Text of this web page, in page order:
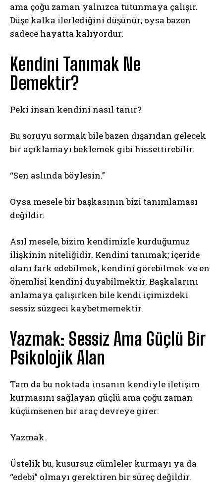
ama çoğu zaman yalnızca tutunmaya çalışır.
Düşe kalka ilerlediğini düşünür; oysa bazen
sadece hayatta kalıyordur.
Kendini Tanımak Ne
Demektir?
Peki insan kendini nasıl tanır?
Bu soruyu sormak bile bazen dışarıdan gelecek
bir açıklamayı beklemek gibi hissettirebilir:
“Sen aslında böylesin.”
Oysa mesele bir başkasının bizi tanımlaması
değildir.
Asıl mesele, bizim kendimizle kurduğumuz
ilişkinin niteliğidir. Kendini tanımak; içeride
olanı fark edebilmek, kendini görebilmek ve en
önemlisi kendini duyabilmektir. Başkalarını
anlamaya çalışırken bile kendi içimizdeki
sessiz süzgeci kaybetmemektir.
Yazmak: Sessiz Ama Güçlü Bir
Psikolojik Alan
Tam da bu noktada insanın kendiyle iletişim
kurmasını sağlayan güçlü ama çoğu zaman
küçümsenen bir araç devreye girer:
Yazmak.
Üstelik bu, kusursuz cümleler kurmayı ya da
“edebi” olmayı gerektiren bir süreç değildir.